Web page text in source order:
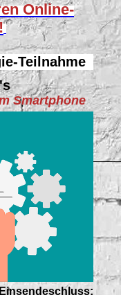
Online-
Teilnahme
Smartphone
Einsendeschluss: